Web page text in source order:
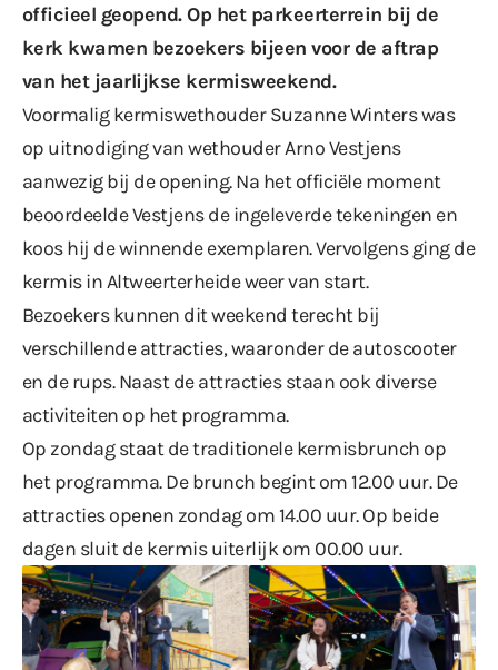
officieel geopend. Op het parkeerterrein bij de
kerk kwamen bezoekers bijeen voor de aftrap
van het jaarlijkse kermisweekend.
Voormalig kermiswethouder Suzanne Winters was
op uitnodiging van wethouder Arno Vestjens
aanwezig bij de opening. Na het officiële moment
beoordeelde Vestjens de ingeleverde tekeningen en
koos hij de winnende exemplaren. Vervolgens ging de
kermis in Altweerterheide weer van start.
Bezoekers kunnen dit weekend terecht bij
verschillende attracties, waaronder de autoscooter
en de rups. Naast de attracties staan ook diverse
activiteiten op het programma.
Op zondag staat de traditionele kermisbrunch op
het programma. De brunch begint om 12.00 uur. De
attracties openen zondag om 14.00 uur. Op beide
dagen sluit de kermis uiterlijk om 00.00 uur.